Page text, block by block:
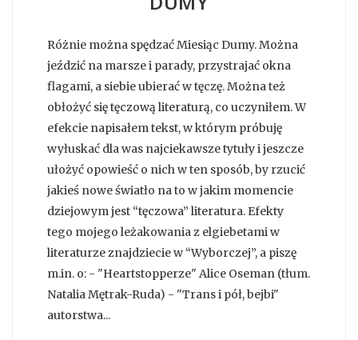
Różnie można spędzać Miesiąc Dumy. Można
jeździć na marsze i parady, przystrajać okna
flagami, a siebie ubierać w tęczę. Można też
obłożyć się tęczową literaturą, co uczyniłem. W
efekcie napisałem tekst, w którym próbuję
wyłuskać dla was najciekawsze tytuły i jeszcze
ułożyć opowieść o nich w ten sposób, by rzucić
jakieś nowe światło na to w jakim momencie
dziejowym jest “tęczowa” literatura. Efekty
tego mojego leżakowania z elgiebetami w
literaturze znajdziecie w “Wyborczej”, a piszę
m.in. o: - "Heartstopperze" Alice Oseman (tłum.
Natalia Mętrak-Ruda) - "Trans i pół, bejbi"
autorstwa...